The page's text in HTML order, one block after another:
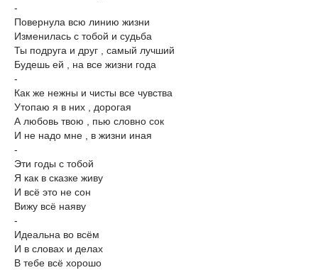
-
Повернула всю линию жизни
Изменилась с тобой и судьба
Ты подруга и друг , самый лучший
Будешь ей , на все жизни года
-
Как же нежны и чисты все чувства
Утопаю я в них , дорогая
А любовь твою , пью словно сок
И не надо мне , в жизни иная
-
Эти годы с тобой
Я как в сказке живу
И всё это не сон
Вижу всё наяву
-
Идеальна во всём
И в словах и делах
В тебе всё хорошо